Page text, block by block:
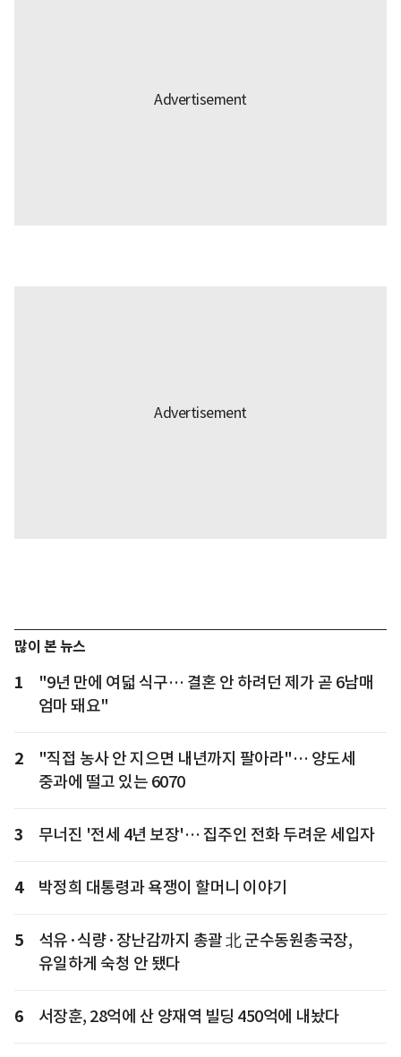
많이 본 뉴스
1
"9년 만에 여덟 식구… 결혼 안 하려던 제가 곧 6남매
엄마 돼요"
2
"직접 농사 안 지으면 내년까지 팔아라"… 양도세
중과에 떨고 있는 6070
3 무너진 '전세 4년 보장'… 집주인 전화 두려운 세입자
4 박정희 대통령과 욕쟁이 할머니 이야기
5
석유·식량·장난감까지 총괄 北 군수동원총국장,
유일하게 숙청 안 됐다
6 서장훈, 28억에 산 양재역 빌딩 450억에 내놨다